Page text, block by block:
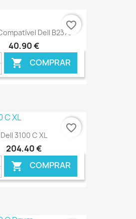
€ ONLINE
Dell B2375
40,90 €
 COMPRAR
€ ONLINE
favorite_border
Dell 3100 C XL
204,40 €
 COMPRAR
favorite_border